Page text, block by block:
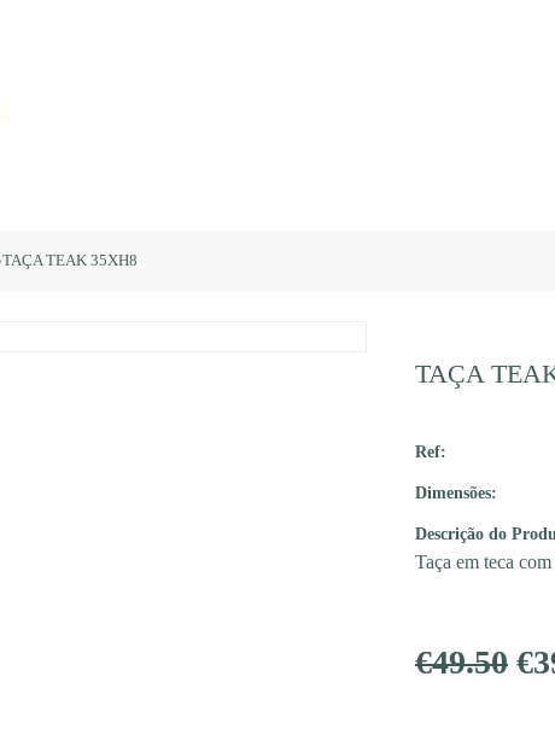
TAÇA TEAK 35XH8
TAÇA
Ref:
Dimensões:
Descrição do
Taça em teca
€49.50 O
€